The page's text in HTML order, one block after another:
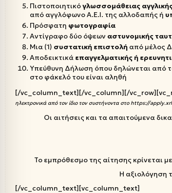
Πιστοποιητικόγλωσσομάθειας
από αγγλόφωνο Α.Ε.Ι. της αλλοδαπής ή
Πρόσφατη φωτογραφία
Αντίγραφο δύο όψεων αστυνομικής
Μια (1) συστατική επιστολή από μέλος
Αποδεικτικά επαγγελματικής ή
Υπεύθυνη Δήλωση όπου δηλώνεται από
στο φάκελό του είναι αληθή
[/vc_column_text][/vc_column][/
ηλεκτρονικά από τον ίδιο τον συστήνοντα στο https://
Οι αιτήσεις και τα απαιτούμενα
Το εμπρόθεσμο της αίτησης κρίνεται
Η αξιολόγηση
[/vc_column_text][vc_column_text]